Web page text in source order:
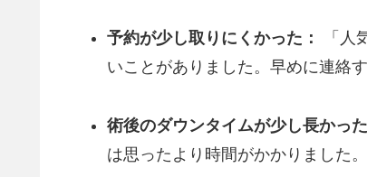
予約が少し取りにくかった：
「人
いことがありました。早めに連絡
術後のダウンタイムが少し長かった
は思ったより時間がかかりました